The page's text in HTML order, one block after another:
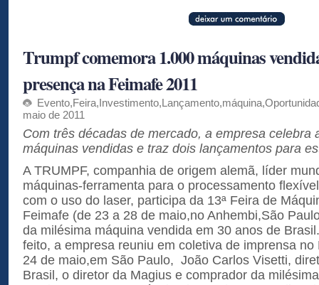
Trumpf comemora 1.000 máquinas
presença na Feimafe 2011
Evento,Feira,Investimento,Lançamento,máquina,
maio de 2011
Com três décadas de mercado, a empresa celebra
máquinas vendidas e traz dois lançamentos para
A TRUMPF, companhia de origem alemã, líder
máquinas-ferramenta para o processamento
com o uso do laser, participa da 13ª Feira de
Feimafe (de 23 a 28 de maio,no Anhembi,São
da milésima máquina vendida em 30 anos de
feito, a empresa reuniu em coletiva de imprensa
24 de maio,em São Paulo, João Carlos Visetti,
Brasil, o diretor da Magius e comprador da